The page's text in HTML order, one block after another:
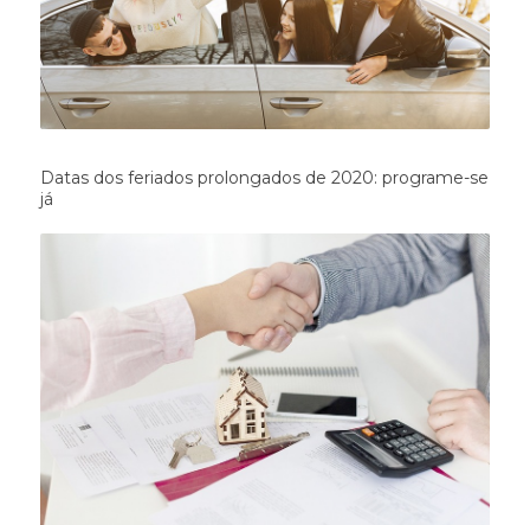
Datas dos feriados prolongados de 2020: programe-se
já